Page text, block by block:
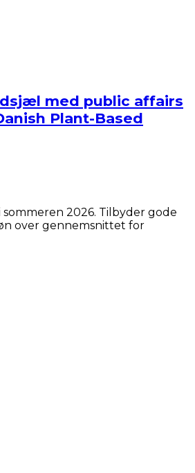
med public affairs
Plant-Based
sommeren 2026. Tilbyder gode
over gennemsnittet for